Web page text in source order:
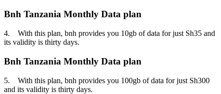
Bnh Tanzania Monthly Data plan
4. With this plan, bnh provides you 10gb of data for just Sh35 and
its validity is thirty days.
Bnh Tanzania Monthly Data plan
5. With this plan, bnh provides you 100gb of data for just Sh300
and its validity is thirty days.